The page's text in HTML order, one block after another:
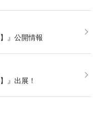
』公開情報
』出展！